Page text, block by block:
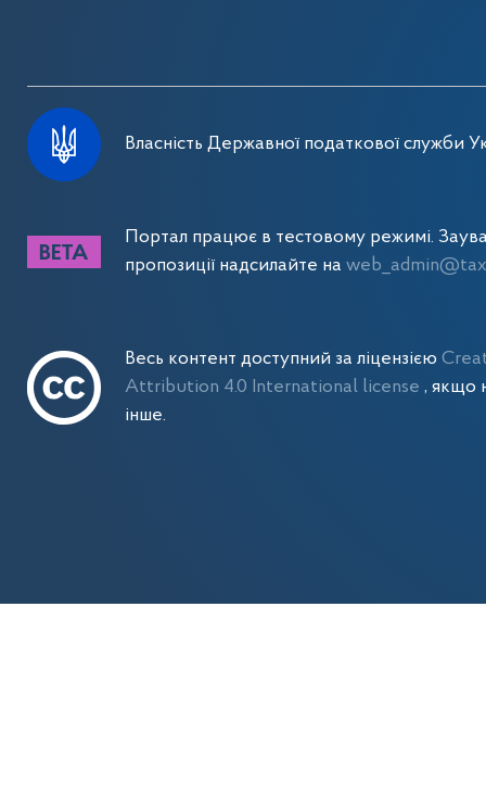
Власність Державної податкової служби
Портал працює в тестовому режимі.
пропозиції надсилайте на
Весь контент доступний за ліцензією
Attribution 4.0 International license , якщо
інше.